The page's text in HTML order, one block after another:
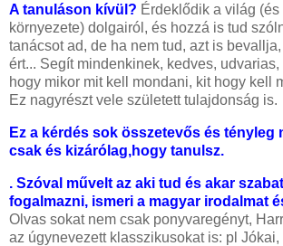
A tanuláson kívül? Érdeklődik a világ
környezete) dolgairól, és hozzá is tud
tanácsot ad, de ha nem tud, azt is
ért... Segít mindenkinek, kedves,
hogy mikor mit kell mondani, kit hogy kell
Ez nagyrészt vele született tulajdonság is.
Ez a kérdés sok összetevős és tényleg
csak és kizárólag,hogy tanulsz.
. Szóval művelt az aki tud és akar
fogalmazni, ismeri a magyar irodalmat
Olvas sokat nem csak ponyvaregényt,
az úgynevezett klasszikusokat is: pl Jókai,